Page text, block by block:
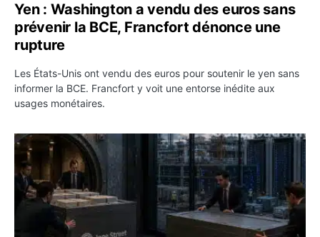
Yen : Washington a vendu des euros sans
prévenir la BCE, Francfort dénonce une
rupture
Les États-Unis ont vendu des euros pour soutenir le yen sans
informer la BCE. Francfort y voit une entorse inédite aux
usages monétaires.
Jane Street négocie le transfert de 11 milliards de